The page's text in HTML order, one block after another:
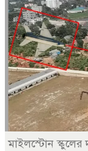
মাইলস্টোন স্কুলের